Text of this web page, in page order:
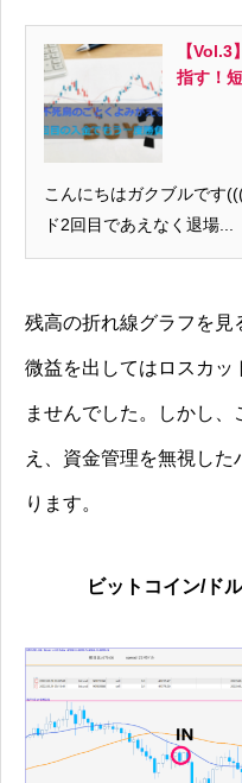
【
指す！
こんにちはガクブルです
ド2回目であえなく退場...
残高の折れ線グラフを見
微益を出してはロスカッ
ませんでした。しかし
え、資金管理を無視した
ります。
ビットコイン/ド